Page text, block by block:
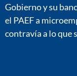
Gobierno y su
el PAEF a
contravía a lo que